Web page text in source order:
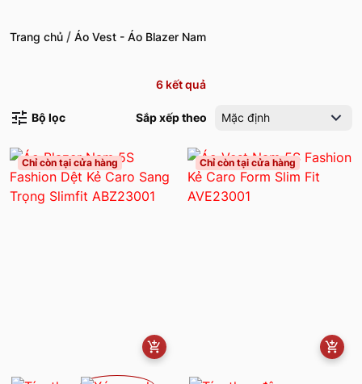
Trang chủ / Áo Vest - Áo Blazer Nam
6 kết quả
Bộ lọc Sắp xếp theo Mặc định
Chỉ còn tại cửa hàng Chỉ còn tại cửa hàng